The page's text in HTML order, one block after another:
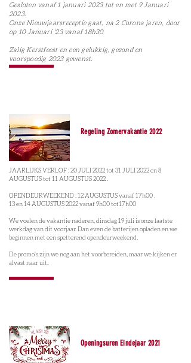
Gesloten vanaf 1 januari 2023 tot en met 9 Januari
2023.
Onze Nieuwjaarsreceptie gaat, na 2 Corona jaren, door
op 10 Januari '23 vanaf 18h30
Zalig Kerstfeest en een gelukkig, gezond en
voorspoedig 2023 gewenst.
Regeling Zomervakantie 2022
JAARLIJKS VERLOF : 20 JULI 2022 tot 31 JULI 2022 en 8
AUGUSTUS tot 11 AUGUSTUS 2022 .
OPENDEURWEEKEND : 12 AUGUSTUS vanaf 17h00 ,
13 en 14 AUGUSTUS 2022 vanaf 9h00 tot17h00
We voelen de vakantie naderen, dinsdag 19 juli is onze laatste
werkdag van dit voorjaar. Dan even de batterijen opladen en we
beginnen met een spetterend opendeurweekend.
De promo's zijn we nog aan het voorbereiden, maar we kijken er
alvast naar uit.
Openingsuren Eindejaar 2021